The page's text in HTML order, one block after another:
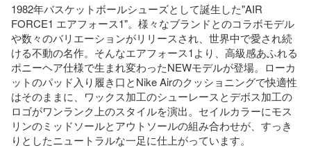
1982年バスケットボールシューズとして誕生した"AIR
FORCE1 エアフォース1"。様々なブランドとのコラボモデル
や数々のバリエーションがリリースされ、世界中で愛され続
ける不動の名作。そんなエアフォース1より、高級感あふれる
ポニーヘア仕様で生まれ変わったNEWモデルが登場。ローカ
ットのパッド入り履き口とNike Airのクッショニングで快適性
はそのままに、ワックス加工のシューレースとデボス加工の
ロゴがワンランク上のスタイルを演出。セイルカラーにモス
リンのミッドソールとアウトソールの組み合わせが、すっき
りとしたニュートラルな一足に仕上がっています。